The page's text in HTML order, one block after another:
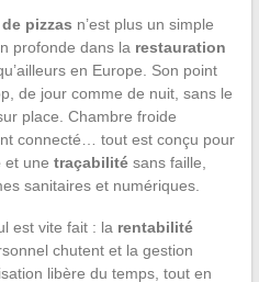
pizzas n’est plus un simple
profonde dans la restauration
en Europe. Son point
de jour comme de nuit, sans le
place. Chambre froide
connecté… tout est conçu pour
et une traçabilitésans faille,
sanitaires et numériques.
est vite fait : la rentabilité
chutent et la gestion
libère du temps, tout en